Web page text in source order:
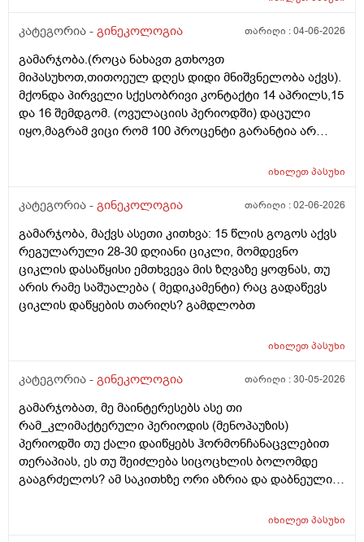
(ჩვილობიდან) რომელ პროცესებზე? ქალის
რომ დავუშვათ, ზოგიერთ ქალბატონს მეტი
რაოდენობა აქვთ მათ ორგანიზმში
კვერცხუჯრედებისა, დაბადების პროცესიდან და ზოგს
კი მცირე? მადლობთ!
კატეგორია - გინეკოლოგია თარიღი :04-06-2026
გამარჯობა.(როცა ნახავთ გთხოვთ
მიპასუხოთ,თითოეულ დღეს დიდი მნიშვნელობა აქვს).
მქონდა პირველი სქესობრივი კონტაქტი 14 აპრილს,15
და 16 შემდგომ. (ოვულაციის პერიოდში) დაცული
იყო,მაგრამ ვიცი რომ 100 პროცენტი გარანტია არ
ვფოქრობ რადგანაც Implantation bleeding არსებობს და
ჩვეულებრივ 3-4 დღე,მაგრამ ადრე
მალევე ვირუსი შემხვდა,სიცხე,გულისრევის
შეგრძნებაც მქონდა. მალევე გავიკეთე
ტესტი,უარყოფითი იყო. ეგ უცნაური შეგრძნება
რამოდენიმე დღე მქონდა. ახლა მენტრუაციას
ველოდები,მაგრამ არ მომივიდა,შუალედი 28-32 დღე
მოქმედებსო,2 კვირის წინ სხვა ქალაქში გავემგვაზრე
გავიკეთე ისევ უარყოფითია. შემდეგი 1 კვირის
განმავლობაში ვერ ვახერხებ მისვლას ექიმთან. არის
რაიმე შანსი ფეხმძიმობის? აზრი აქვს განმეორებით
ტესტს? მენტრუაცია რეგულარული მქონდა ხოლმე28-
30 დღე შუალედი.
იხილეთპასუხი
კატეგორია - გინეკოლოგია თარიღი :02-06-2026
გამარჯობა, მაქვს ასეთი კითხვა: 15 წლის გოგოს აქვს
რეგულარული 28-30 დღიანი ციკლი, მომდევნო
ციკლის დასაწყისი ემთხვევა მის ზღვაზე ყოფნას, თუ
არის რამე საშუალება ( მედიკამენტი) რაც გადაწევს
ციკლის დაწყების თარიღს? გამდლობთ
იხილეთპასუხი
კატეგორია - გინეკოლოგია თარიღი :30-05-2026
გამარჯობათ, მე მაინტერესებს ასე თი
რამ_კლიმაქტერული პერიოდის (მენოპაუზის)
პერიოდში თუ ქალი დაიწყებს ჰორმონჩანაცვლებით
თერაპიას, ეს თუ შეიძლება სიცოცხლის ბოლომდე
გააგრძელოს? ამ საკითხზე ორი აზრია და დაბნეული
ჰორმონჩანაცვლებითი თერაპია (სიცოცხლის
იხილეთპასუხი